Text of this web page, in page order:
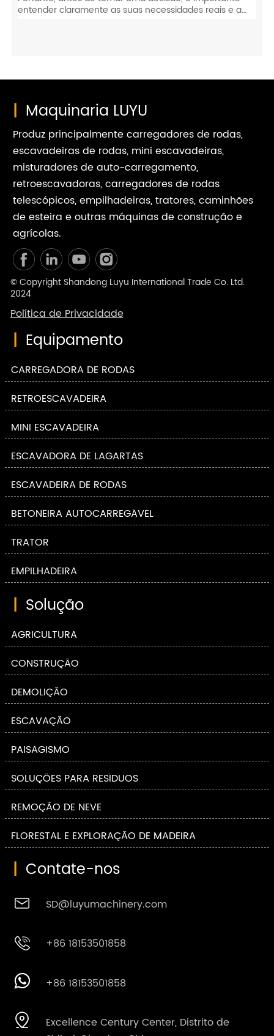
entender claramente as suas necessidades reais e a
| Maquinaria LUYU
Produz principalmente carregadores de rodas,
escavadeiras de rodas, mini escavadeiras,
misturadores de auto-carregamento,
retroescavadoras, carregadores de rodas
telescópicos, empilhadeiras, tratores, caminhões
de esteira e outras máquinas de construção e
agrícolas.
© Copyright Shandong Luyu International Trade Co. Ltd.
2024
Política de Privacidade
| Equipamento
CARREGADORA DE RODAS
RETROESCAVADEIRA
MINI ESCAVADEIRA
ESCAVADORA DE LAGARTAS
ESCAVADEIRA DE RODAS
BETONEIRA AUTOCARREGÁVEL
TRATOR
EMPILHADEIRA
| Solução
AGRICULTURA
CONSTRUÇÃO
DEMOLIÇÃO
ESCAVAÇÃO
PAISAGISMO
SOLUÇÕES PARA RESÍDUOS
REMOÇÃO DE NEVE
FLORESTAL E EXPLORAÇÃO DE MADEIRA
| Contate-nos
 SD@luyumachinery.com
 +86 18153501858
 +86 18153501858

Excellence Century Center, Distrito de